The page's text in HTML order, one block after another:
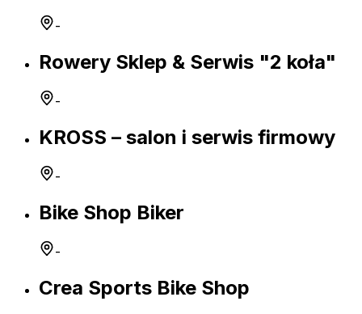
-
Rowery Sklep & Serwis "2 koła"
-
KROSS – salon i serwis firmowy
-
Bike Shop Biker
-
Crea Sports Bike Shop